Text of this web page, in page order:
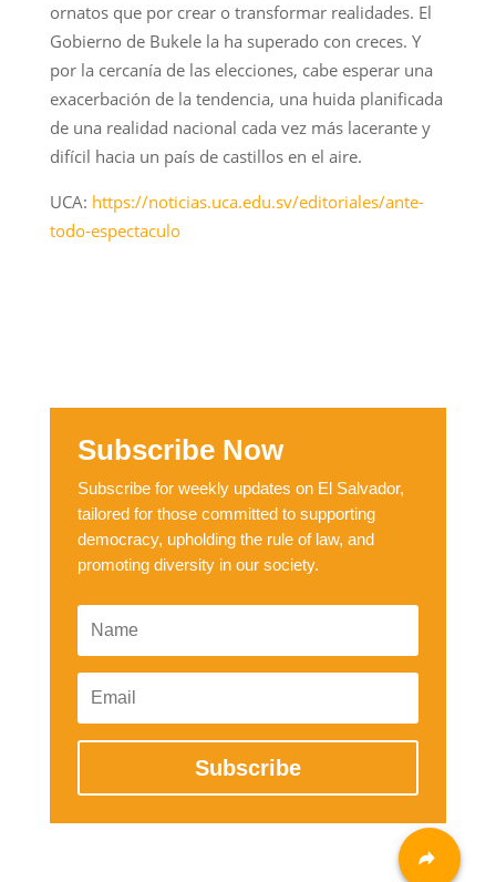
ornatos que por crear o transformar realidades. El
Gobierno de Bukele la ha superado con creces. Y
por la cercanía de las elecciones, cabe esperar una
exacerbación de la tendencia, una huida planificada
de una realidad nacional cada vez más lacerante y
difícil hacia un país de castillos en el aire.
UCA: https://noticias.uca.edu.sv/editoriales/ante-
todo-espectaculo
Subscribe Now
Subscribe for weekly updates on El Salvador,
tailored for those committed to supporting
democracy, upholding the rule of law, and
promoting diversity in our society.
Subscribe